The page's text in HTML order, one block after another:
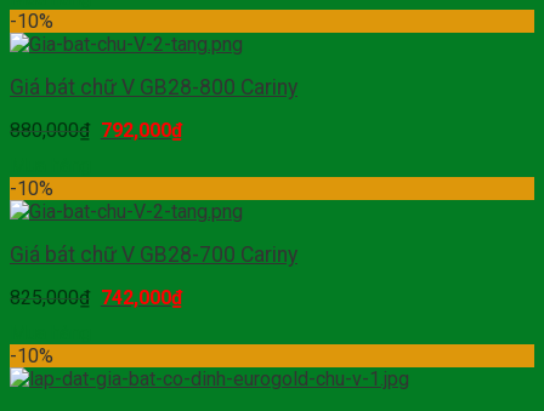
-10%
Giá bát chữ V GB28-800 Cariny
880,000₫ 792,000₫
-10%
Giá bát chữ V GB28-700 Cariny
825,000₫ 742,000₫
-10%